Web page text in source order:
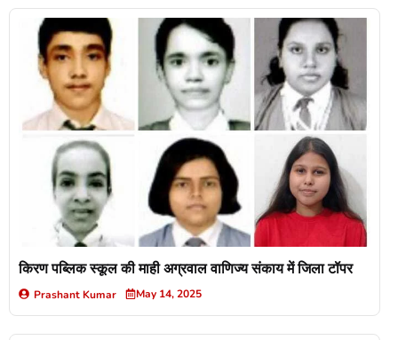
किरण पब्लिक स्कूल की माही अग्रवाल वाणिज्य संकाय में जिला टॉपर
Prashant Kumar May 14, 2025